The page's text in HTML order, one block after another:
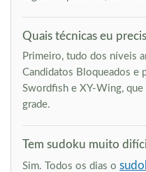
Quais técnicas eu
Primeiro, tudo dos níveis
Candidatos Bloqueados e
Swordfish e XY-Wing,
grade.
Tem sudoku muito
Sim. Todos os dias o